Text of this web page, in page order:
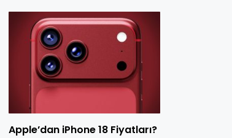
Apple’dan iPhone 18 Fiyatları?